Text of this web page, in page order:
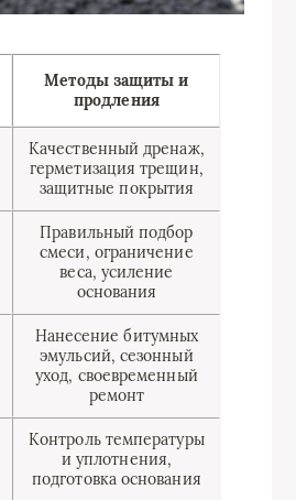
Методы защиты и
продления
Качественный дренаж,
герметизация трещин,
защитные покрытия
Правильный подбор
смеси, ограничение
веса, усиление
основания
Нанесение битумных
эмульсий, сезонный
уход, своевременный
ремонт
Контроль температуры
и уплотнения,
подготовка основания